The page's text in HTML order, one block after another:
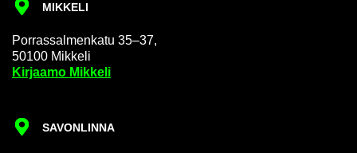
MIK­KE­LI
Por­ras­sal­men­ka­tu 35–37,
50100 Mik­ke­li
Kir­jaa­mo Mik­ke­li
SA­VON­LIN­NA